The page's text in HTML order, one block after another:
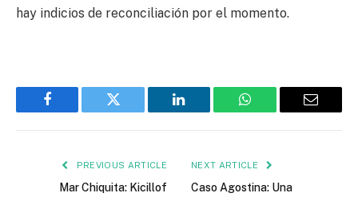
hay indicios de reconciliación por el momento.
Facebook Twitter LinkedIn WhatsApp Email
PREVIOUS ARTICLE
Mar Chiquita: Kicillof
NEXT ARTICLE
Caso Agostina: Una